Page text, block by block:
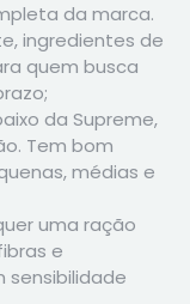
da marca.
ingredientes de
quem busca
da Supreme,
Tem bom
médias e
uma ração
e
sensibilidade